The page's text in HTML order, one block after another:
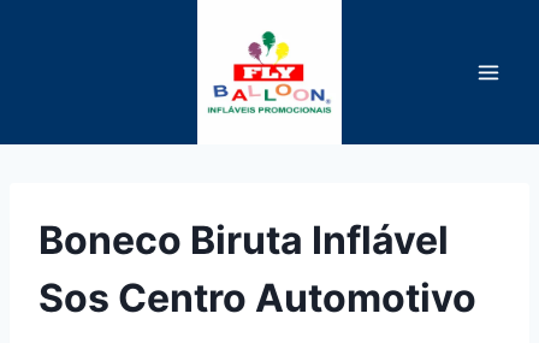
Boneco Biruta Inflável
Sos Centro Automotivo